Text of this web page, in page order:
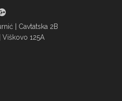
| Cavtatska 2B
Viškovo 125A